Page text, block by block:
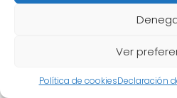
Ver
Política de cookiesDeclaración
los guerreros más
pueden no tener la
un papel importante en